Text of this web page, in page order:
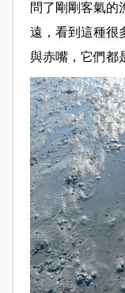
問了剛剛客氣的
遠，看到這種很
與赤嘴，它們都